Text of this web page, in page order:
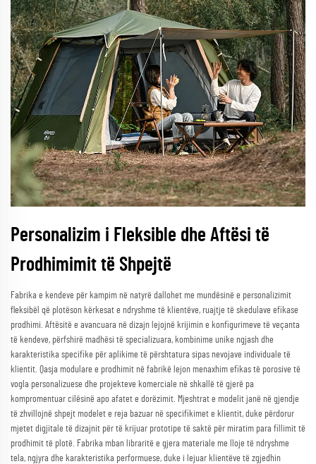
Personalizim i Fleksible dhe Aftësi të
Prodhimimit të Shpejtë
Fabrika e kendeve për kampim në natyrë dallohet me mundësinë e personalizimit
fleksibël që plotëson kërkesat e ndryshme të klientëve, ruajtje të skedulave efikase
prodhimi. Aftësitë e avancuara në dizajn lejojnë krijimin e konfigurimeve të veçanta
të kendeve, përfshirë madhësi të specializuara, kombinime unike ngjash dhe
karakteristika specifike për aplikime të përshtatura sipas nevojave individuale të
klientit. Qasja modulare e prodhimit në fabrikë lejon menaxhim efikas të porosive të
vogla personalizuese dhe projekteve komerciale në shkallë të gjerë pa
kompromentuar cilësinë apo afatet e dorëzimit. Mjeshtrat e modelit janë në gjendje
të zhvillojnë shpejt modelet e reja bazuar në specifikimet e klientit, duke përdorur
mjetet digjitale të dizajnit për të krijuar prototipe të saktë për miratim para fillimit të
prodhimit të plotë. Fabrika mban libraritë e gjera materiale me lloje të ndryshme
tela, ngjyra dhe karakteristika performuese, duke i lejuar klientëve të zgjedhin